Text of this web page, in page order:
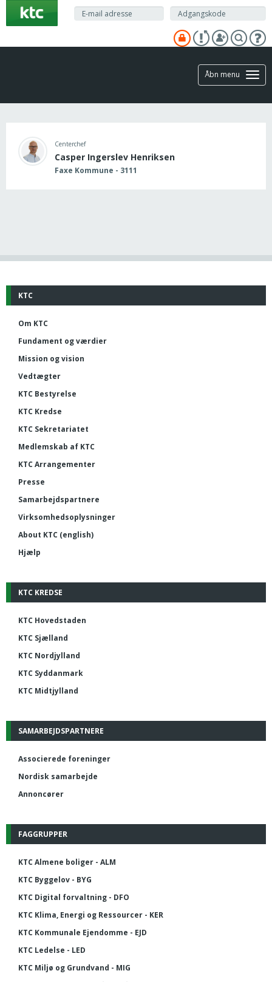
hovedindhold
Åbn menu
Centerchef
Casper Ingerslev Henriksen
Faxe Kommune - 3111
KTC
Om KTC
Fundament og værdier
Mission og vision
Vedtægter
KTC Bestyrelse
KTC Kredse
KTC Sekretariatet
Medlemskab af KTC
KTC Arrangementer
Presse
Samarbejdspartnere
Virksomhedsoplysninger
About KTC (english)
Hjælp
KTC KREDSE
KTC Hovedstaden
KTC Sjælland
KTC Nordjylland
KTC Syddanmark
KTC Midtjylland
SAMARBEJDSPARTNERE
Associerede foreninger
Nordisk samarbejde
Annoncører
FAGGRUPPER
KTC Almene boliger - ALM
KTC Byggelov - BYG
KTC Digital forvaltning - DFO
KTC Klima, Energi og Ressourcer - KER
KTC Kommunale Ejendomme - EJD
KTC Ledelse - LED
KTC Miljø og Grundvand - MIG